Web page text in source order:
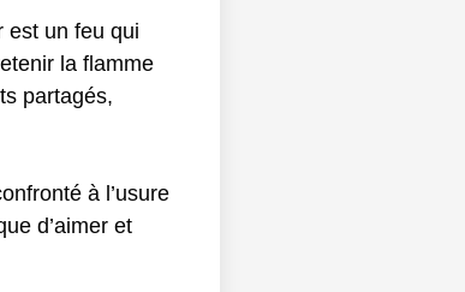
est un feu qui
la flamme
partagés,
à l’usure
d’aimer et